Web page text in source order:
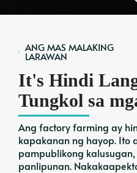
ANG MAS MALAKING
LARAWAN
It's Hindi
Tungkol sa
Ang factory farming ay
kapakanan ng hayop. Ito
pampublikong
panlipunan.